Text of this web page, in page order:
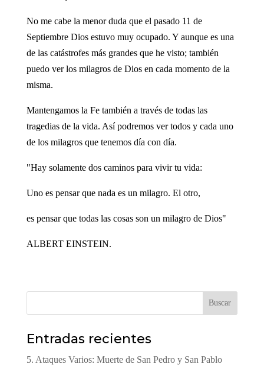
No me cabe la menor duda que el pasado 11 de
Septiembre Dios estuvo muy ocupado. Y aunque es una
de las catástrofes más grandes que he visto; tam­bién
puedo ver los milagros de Dios en cada momento de la
mis­ma.
Mantengamos la Fe también a través de todas las
tragedias de la vida. Así podremos ver todos y cada uno
de los milagros que tenemos día con día.
"Hay solamente dos caminos para vivir tu vida:
Uno es pensar que nada es un milagro. El otro,
es pensar que todas las cosas son un milagro de Dios"
ALBERT EINSTEIN.
Buscar
Entradas recientes
5. Ataques Varios: Muerte de San Pedro y San Pablo